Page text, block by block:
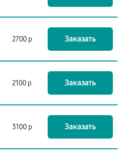
2700 р Заказать
2100 р Заказать
3100 р Заказать